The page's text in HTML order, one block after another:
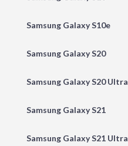
Samsung Galaxy S10e
Samsung Galaxy S20
Samsung Galaxy S20 Ultra
Samsung Galaxy S21
Samsung Galaxy S21 Ultra